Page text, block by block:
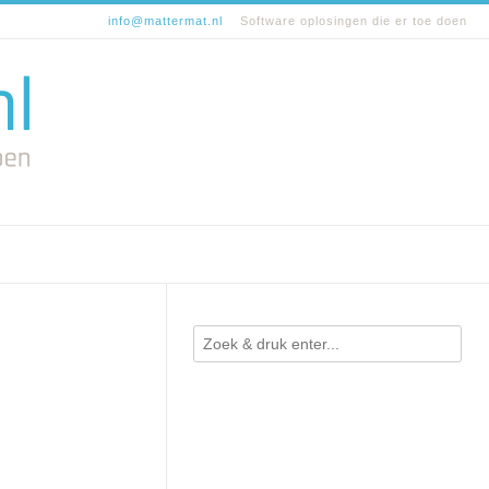
info@mattermat.nl Software oplosingen die er toe doen